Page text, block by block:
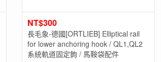
NT$300
長毛象-德國[ORTLIEB] Elliptical rail
for lower anchoring hook / QL1,QL2
系統軌道固定鉤 / 馬鞍袋配件